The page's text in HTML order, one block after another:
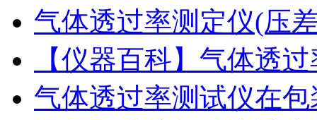
气体透过率测定仪(压
【仪器百科】气体透
气体透过率测试仪在